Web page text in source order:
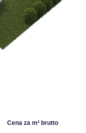
Cena za m² brutto